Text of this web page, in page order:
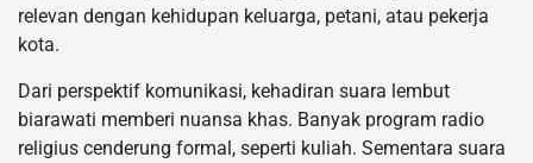
relevan dengan kehidupan keluarga, petani, atau pekerja
kota.
Dari perspektif komunikasi, kehadiran suara lembut
biarawati memberi nuansa khas. Banyak program radio
religius cenderung formal, seperti kuliah. Sementara suara